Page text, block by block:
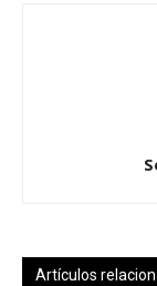
Artículos